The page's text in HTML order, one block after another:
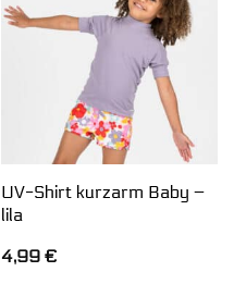
UV-Shirt kurzarm Baby –
lila
4,99 €